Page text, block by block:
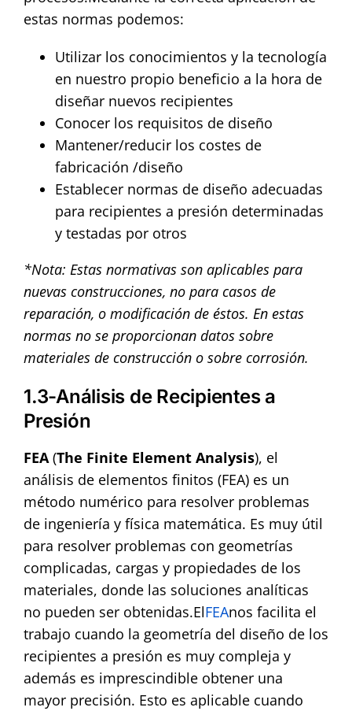
estas normas podemos:
Utilizar los conocimientos y la tecnología
en nuestro propio beneficio a la hora de
diseñar nuevos recipientes
Conocer los requisitos de diseño
Mantener/reducir los costes de
fabricación /diseño
Establecer normas de diseño adecuadas
para recipientes a presión determinadas
y testadas por otros
*Nota: Estas normativas son aplicables para
nuevas construcciones, no para casos de
reparación, o modificación de éstos. En estas
normas no se proporcionan datos sobre
materiales de construcción o sobre corrosión.
1.3-Análisis de Recipientes a
Presión
FEA(The Finite Element Analysis), el
análisis de elementos finitos (FEA) es un
método numérico para resolver problemas
de ingeniería y física matemática. Es muy útil
para resolver problemas con geometrías
complicadas, cargas y propiedades de los
materiales, donde las soluciones analíticas
no pueden ser obtenidas.ElFEAnos facilita el
trabajo cuando la geometría del diseño de los
recipientes a presión es muy compleja y
además es imprescindible obtener una
mayor precisión. Esto es aplicable cuando